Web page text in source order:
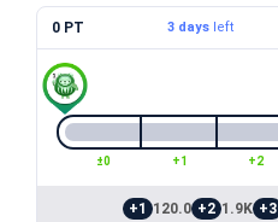
0 PT 3 daysleft
±0 +1 +2
+1 120.0 +2 1.9K +3